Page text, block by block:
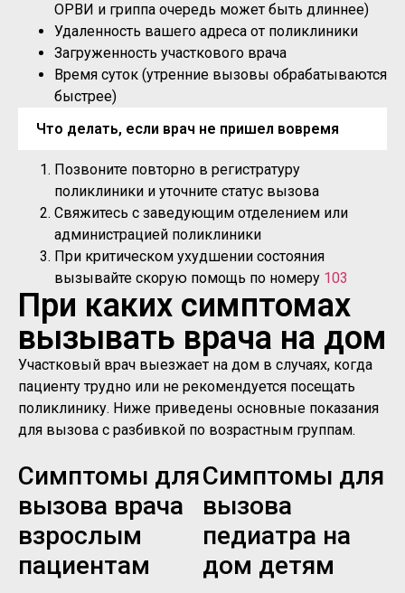
ОРВИ и гриппа очередь может быть длиннее)
Удаленность вашего адреса от поликлиники
Загруженность участкового врача
Время суток (утренние вызовы обрабатываются
быстрее)
Что делать, если врач не пришел вовремя
Позвоните повторно в регистратуру
поликлиники и уточните статус вызова
Свяжитесь с заведующим отделением или
администрацией поликлиники
При критическом ухудшении состояния
вызывайте скорую помощь по номеру 103
При каких симптомах
вызывать врача на дом
Участковый врач выезжает на дом в случаях, когда
пациенту трудно или не рекомендуется посещать
поликлинику. Ниже приведены основные показания
для вызова с разбивкой по возрастным группам.
Симптомы для
вызова врача
взрослым
пациентам
Симптомы для
вызова
педиатра на
дом детям